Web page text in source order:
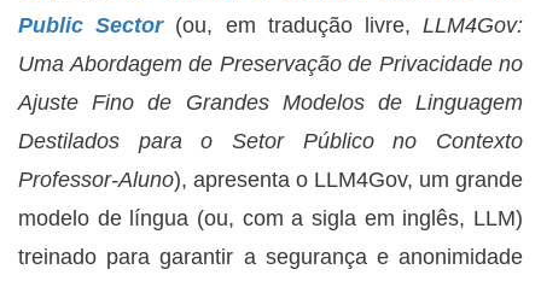
Public Sector(ou, em tradução livre,LLM4Gov:
Uma Abordagem de Preservação de Privacidade no
Ajuste Fino de Grandes Modelos de Linguagem
Destilados para o Setor Público no Contexto
Professor-Aluno), apresenta o LLM4Gov, um grande
modelo de língua (ou, com a sigla em inglês, LLM)
treinado para garantir a segurança e anonimidade